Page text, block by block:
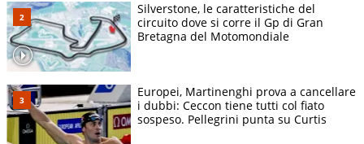
Silverstone, le caratteristiche del
circuito dove si corre il Gp di Gran
Bretagna del Motomondiale
Europei, Martinenghi prova a cancellare
i dubbi: Ceccon tiene tutti col fiato
sospeso. Pellegrini punta su Curtis